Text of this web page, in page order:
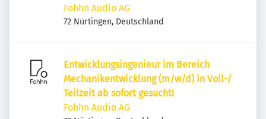
Fohhn Audio AG
72 Nürtingen, Deutschland
Entwicklungsingenieur im Bereich
Mechanikentwicklung (m/w/d) in Voll-/
Teilzeit ab sofort gesucht!
Fohhn Audio AG